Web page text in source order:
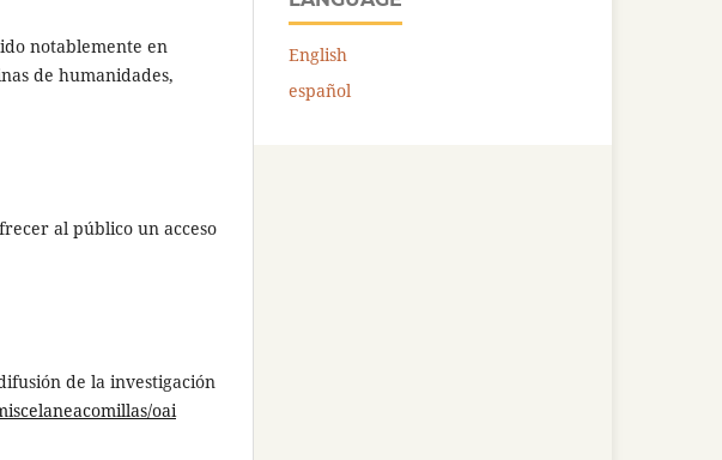
notablemente en
de humanidades,
al público un acceso
de la investigación
oai
English
español